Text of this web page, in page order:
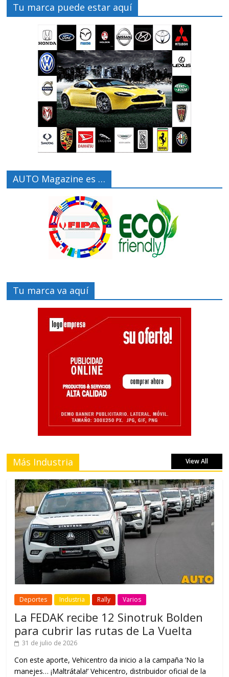
Tu marca puede estar aquí
AUTO Magazine es …
Tu marca va aquí
Más Industria View All
Deportes Industria Rally Varios
La FEDAK recibe 12 Sinotruk Bolden
para cubrir las rutas de La Vuelta
31 de julio de 2026
Con este aporte, Vehicentro da inicio a la campaña ‘No la
manejes… ¡Maltrátala!’ Vehicentro, distribuidor oficial de la